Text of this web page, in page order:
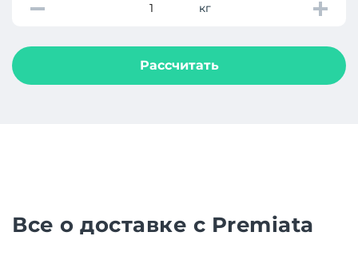
кг
Рассчитать
Все о доставке с Premiata